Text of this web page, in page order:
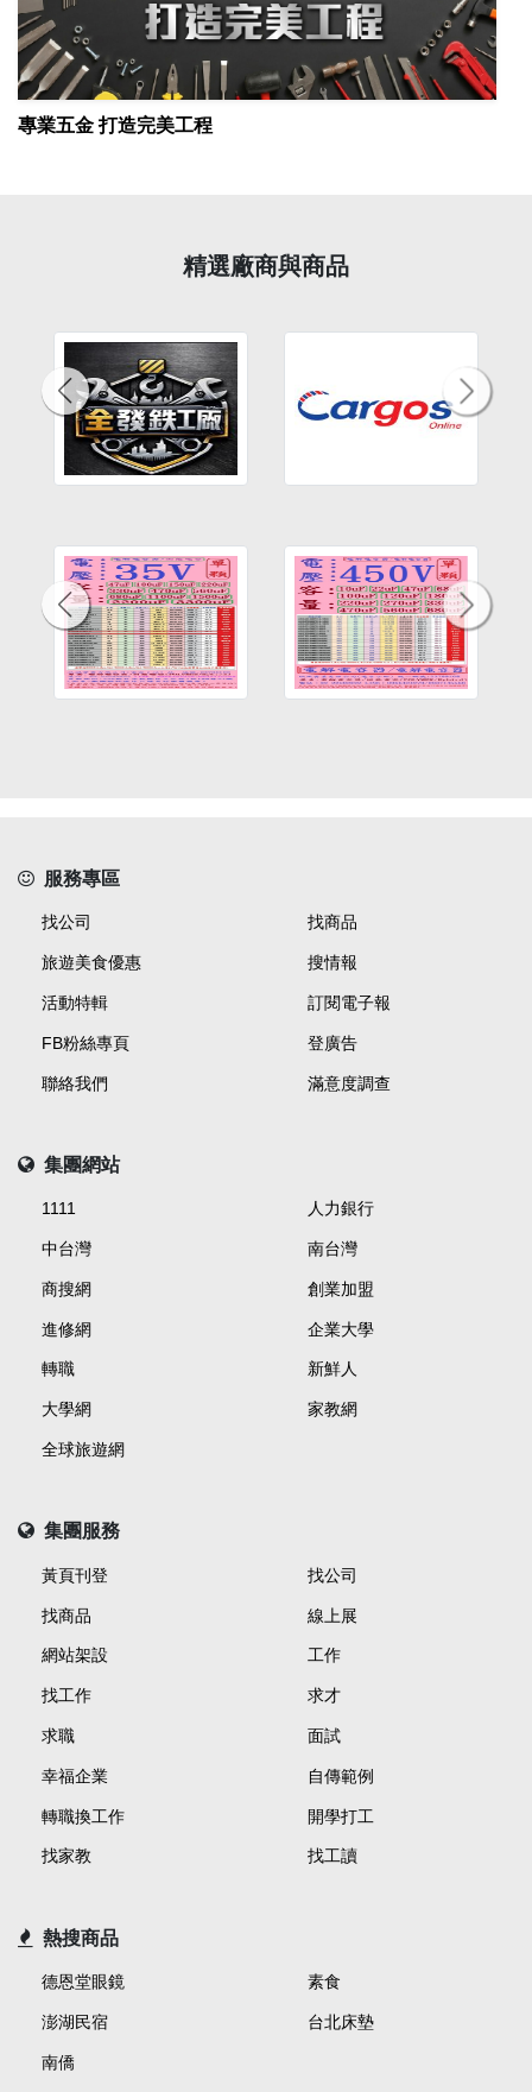
專業五金 打造完美工程
精選廠商與商品
服務專區
找公司 找商品
旅遊美食優惠 搜情報
活動特輯 訂閱電子報
FB粉絲專頁 登廣告
聯絡我們 滿意度調查
集團網站
1111 人力銀行
中台灣 南台灣
商搜網 創業加盟
進修網 企業大學
轉職 新鮮人
大學網 家教網
全球旅遊網
集團服務
黃頁刊登 找公司
找商品 線上展
網站架設 工作
找工作 求才
求職 面試
幸福企業 自傳範例
轉職換工作 開學打工
找家教 找工讀
熱搜商品
德恩堂眼鏡 素食
澎湖民宿 台北床墊
南僑